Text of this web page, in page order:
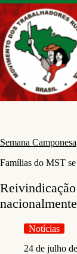
Pular
para
o
conteúdo
Semana Camponesa
Famílias do MST
Notícias
24 de julho